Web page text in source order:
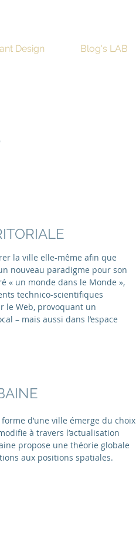
Design Blog's LAB
la ville elle-même afin que
nouveau paradigme pour son
« un monde dans le Monde »,
technico-scientifiques
le Web, provoquant un
– mais aussi dans l’espace
d’une ville émerge du choix
à travers l’actualisation
propose une théorie globale
aux positions spatiales.